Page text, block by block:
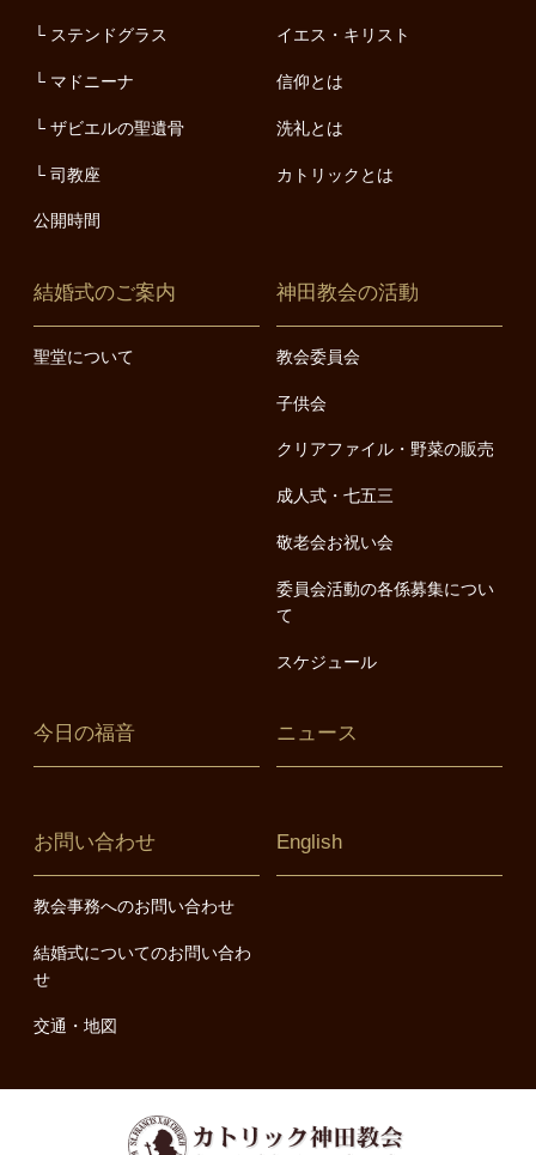
ステンドグラス
マドニーナ
ザビエルの聖遺骨
司教座
公開時間
イエス・キリスト
信仰とは
洗礼とは
カトリックとは
結婚式のご案内
聖堂について
神田教会の活動
教会委員会
子供会
クリアファイル・野菜の販売
成人式・七五三
敬老会お祝い会
委員会活動の各係募集につい
て
スケジュール
今日の福音 ニュース
お問い合わせ
教会事務へのお問い合わせ
結婚式についてのお問い合わ
せ
交通・地図
English